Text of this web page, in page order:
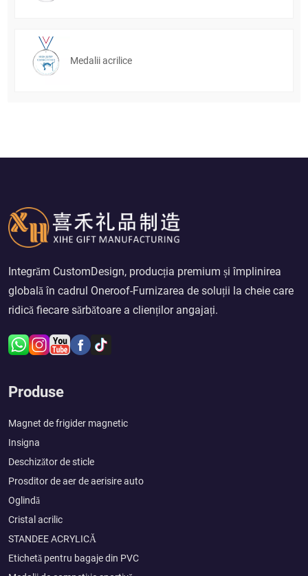
Medalii acrilice
Integrăm CustomDesign, producția premium și împlinirea
globală în cadrul Oneroof-Furnizarea de soluții la cheie care
ridică fiecare sărbătoare a clienților angajați.
Produse
Magnet de frigider magnetic
Insigna
Deschizător de sticle
Prosditor de aer de aerisire auto
Oglindă
Cristal acrilic
STANDEE ACRYLICĂ
Etichetă pentru bagaje din PVC